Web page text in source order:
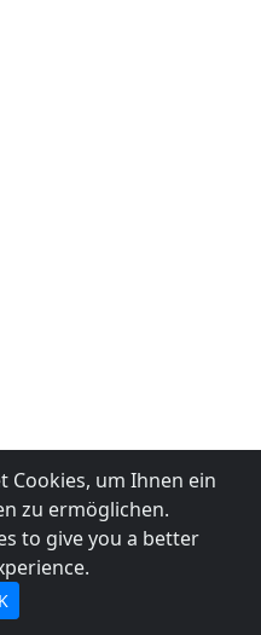
Cookies, um Ihnen ein
zu ermöglichen.
to give you a better